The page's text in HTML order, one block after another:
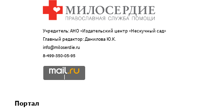
Учредитель: АНО «Издательский центр «Нескучный сад»
Главный редактор: Данилова Ю.К.
info@miloserdie.ru
8-499-350-05-95
Портал